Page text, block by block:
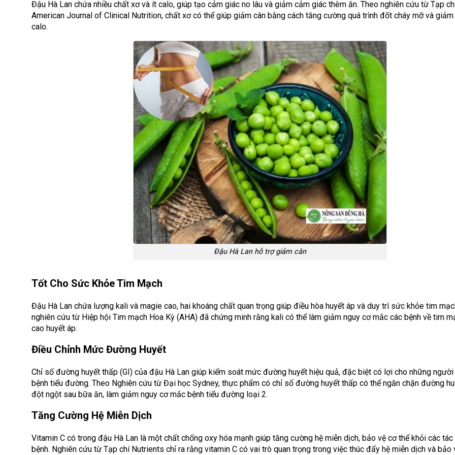
Đậu Hà Lan chứa nhiều chất xơ và ít calo, giúp tạo cảm giác no lâu và giảm cảm giác thèm ăn. Theo nghiên cứu từ Tạp
American Journal of Clinical Nutrition, chất xơ có thể giúp giảm cân bằng cách tăng cường quá trình đốt cháy mỡ và
calo.
Đậu Hà Lan hỗ trợ giảm cân
Tốt Cho Sức Khỏe Tim Mạch
Đậu Hà Lan chứa lượng kali và magie cao, hai khoáng chất quan trọng giúp điều hòa huyết áp và duy trì sức khỏe tim
nghiên cứu từ Hiệp hội Tim mạch Hoa Kỳ (AHA) đã chứng minh rằng kali có thể làm giảm nguy cơ mắc các bệnh về tim
cao huyết áp.
Điều Chỉnh Mức Đường Huyết
Chỉ số đường huyết thấp (GI) của đậu Hà Lan giúp kiểm soát mức đường huyết hiệu quả, đặc biệt có lợi cho những
bệnh tiểu đường. Theo Nghiên cứu từ Đại học Sydney, thực phẩm có chỉ số đường huyết thấp có thể ngăn chặn đường
đột ngột sau bữa ăn, làm giảm nguy cơ mắc bệnh tiểu đường loại 2.
Tăng Cường Hệ Miễn Dịch
Vitamin C có trong đậu Hà Lan là một chất chống oxy hóa mạnh giúp tăng cường hệ miễn dịch, bảo vệ cơ thể khỏi các tác
bệnh. Nghiên cứu từ Tạp chí Nutrients chỉ ra rằng vitamin C có vai trò quan trọng trong việc thúc đẩy hệ miễn dịch và bảo